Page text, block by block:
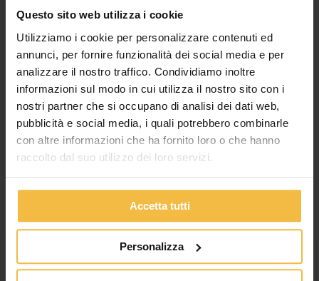
Questo sito web utilizza i cookie
Utilizziamo i cookie per personalizzare contenuti ed
annunci, per fornire funzionalità dei social media e per
analizzare il nostro traffico. Condividiamo inoltre
informazioni sul modo in cui utilizza il nostro sito con i
nostri partner che si occupano di analisi dei dati web,
pubblicità e social media, i quali potrebbero combinarle
con altre informazioni che ha fornito loro o che hanno
raccolto dal suo utilizzo dei loro servizi.
Accetta tutti
Personalizza
aflatossine del mais: importante
agire per tempo
News,Non categorizzato/adminconsorzioac
risorse idriche nel terreno è facile prevedere uno sviluppo
anomalo di micotossine sulla spiga di mais. Ecco perché è
bene non perdere tempo. AF-X1 2020 di Corteva è l’innovativa
soluzione per ridurre il contenuto di aflatossine nel mais ed
evitare le problematiche sanitarie e commerciali […]